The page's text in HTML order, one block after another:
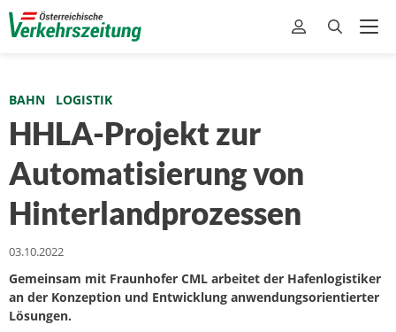
BAHN LOGISTIK
HHLA-Projekt zur
Automatisierung von
Hinterlandprozessen
03.10.2022
Gemeinsam mit Fraunhofer CML arbeitet der Hafenlogistiker
an der Konzeption und Entwicklung anwendungsorientierter
Lösungen.